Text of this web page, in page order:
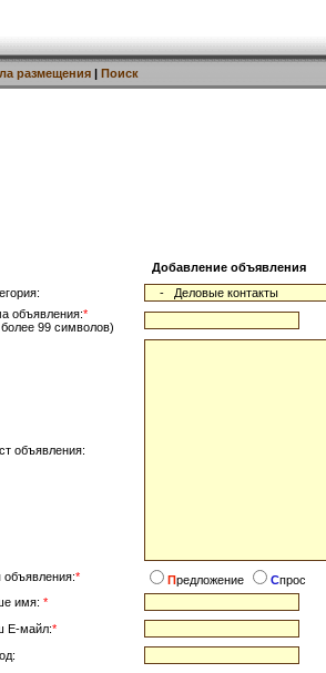
размещения | Поиск
Добавление объявления
объявления:*
99 символов)
объявления:
объявления:* Предложение Спрос
имя: *
Е-майл:*